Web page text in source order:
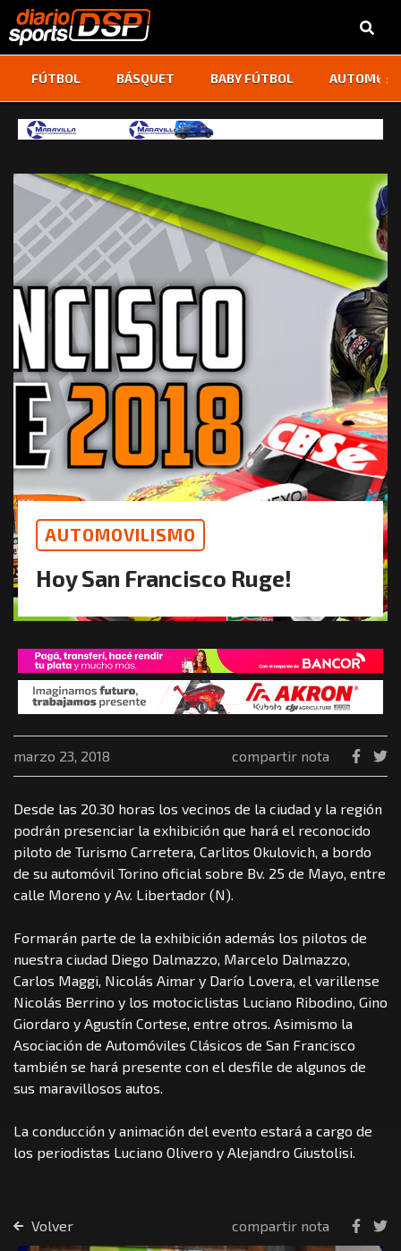
FÚTBOL BÁSQUET BABY FÚTBOL ‹ ›
AUTOMOVILISMO
Hoy San Francisco Ruge!
marzo 23, 2018 compartir nota
Desde las 20.30 horas los vecinos de la ciudad y la región
podrán presenciar la exhibición que hará el reconocido
piloto de Turismo Carretera, Carlitos Okulovich, a bordo
de su automóvil Torino oficial sobre Bv. 25 de Mayo, entre
calle Moreno y Av. Libertador (N).
Formarán parte de la exhibición además los pilotos de
nuestra ciudad Diego Dalmazzo, Marcelo Dalmazzo,
Carlos Maggi, Nicolás Aimar y Darío Lovera, el varillense
Nicolás Berrino y los motociclistas Luciano Ribodino, Gino
Giordaro y Agustín Cortese, entre otros. Asimismo la
Asociación de Automóviles Clásicos de San Francisco
también se hará presente con el desfile de algunos de
sus maravillosos autos.
La conducción y animación del evento estará a cargo de
los periodistas Luciano Olivero y Alejandro Giustolisi.
Volver compartir nota